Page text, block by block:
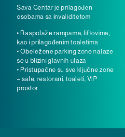
Sava Centar je prilagođen
osobama sa invaliditetom
• Raspolaže rampama, liftovima,
kao i prilagođenim toaletima
• Obeležene parking zone nalaze
se u blizini glavnih ulaza
• Pristupačne su sve ključne zone
– sale, restorani, toaleti, VIP
prostor